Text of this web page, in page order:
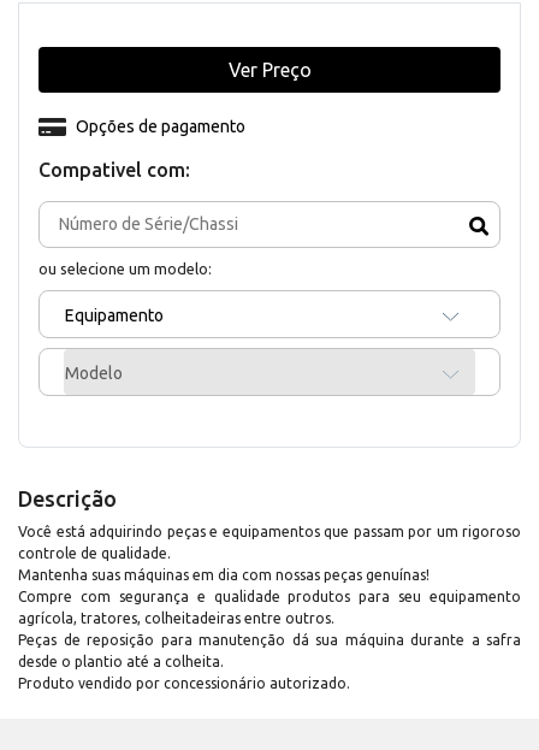
Compativel com:
ou selecione um modelo:
Equipamento
Modelo
Opções de pagamento
Ver Preço
Descrição
Você está adquirindo peças e equipamentos que passam por um rigoroso
controle de qualidade.
Mantenha suas máquinas em dia com nossas peças genuínas!
Compre com segurança e qualidade produtos para seu equipamento
agrícola, tratores, colheitadeiras entre outros.
Peças de reposição para manutenção dá sua máquina durante a safra
desde o plantio até a colheita.
Produto vendido por concessionário autorizado.